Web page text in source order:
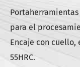
para el
Encaje con cuello,
55HRC.